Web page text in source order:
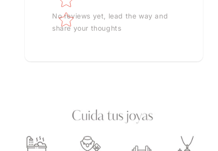
No reviews yet, lead the way and
share your thoughts